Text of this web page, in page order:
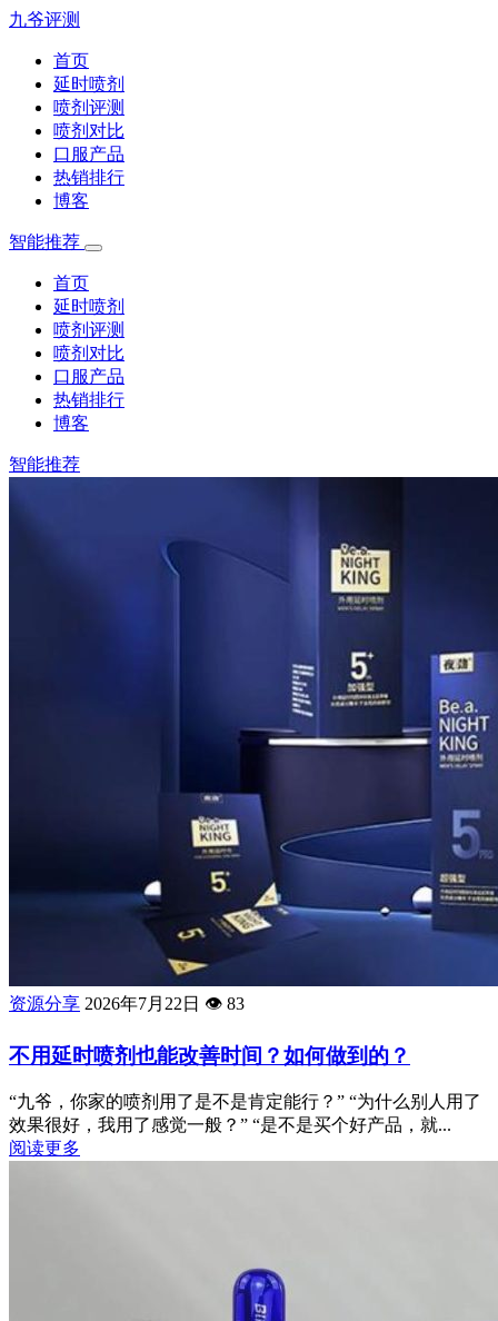
九爷评测
首页
延时喷剂
喷剂评测
喷剂对比
口服产品
热销排行
博客
智能推荐
首页
延时喷剂
喷剂评测
喷剂对比
口服产品
热销排行
博客
智能推荐
资源分享 2026年7月22日 👁️ 83
不用延时喷剂也能改善时间？如何做到的？
“九爷，你家的喷剂用了是不是肯定能行？” “为什么别人用了
效果很好，我用了感觉一般？” “是不是买个好产品，就...
阅读更多